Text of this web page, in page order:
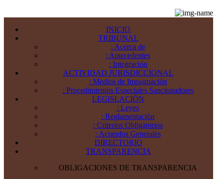
INICIO
TRIBUNAL
: Acerca de
: Antecedentes
: Integración
ACTIVIDAD JURISDICCIONAL
: Medios de Impugnación
: Procedimientos Especiales Sancionadores
LEGISLACIÓN
: Leyes
: Reglamentación
: Criterios Obligatorios
: Acuerdos Generales
DIRECTORIO
TRANSPARENCIA
OBLIGACIONES DE TRANSPARENCIA